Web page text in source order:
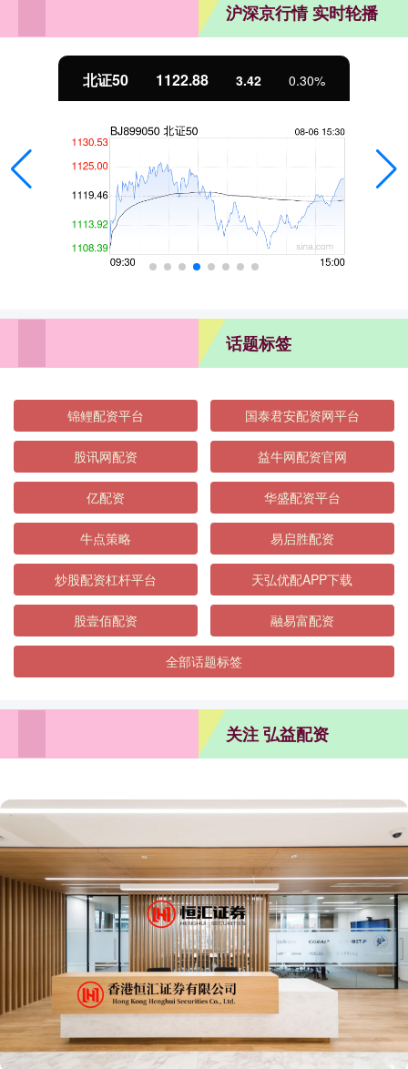
沪深京行情 实时轮播
北证50 1122.88 3.42 0.30%
话题标签
锦鲤配资平台 国泰君安配资网平台
股讯网配资 益牛网配资官网
亿配资 华盛配资平台
牛点策略 易启胜配资
炒股配资杠杆平台 天弘优配APP下载
股壹佰配资 融易富配资
全部话题标签
关注 弘益配资